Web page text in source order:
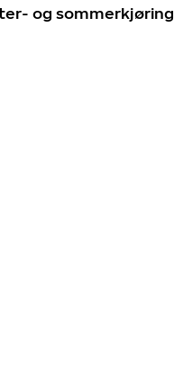
og sommerkjøring